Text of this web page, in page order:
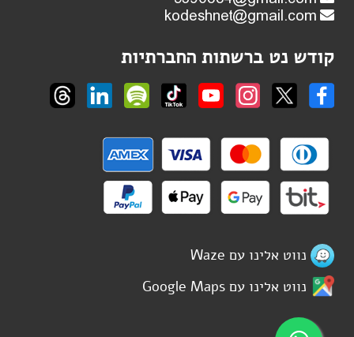
קודש נט ברשתות החברתיות
נווט אלינו עם Waze
נווט אלינו עם Google Maps